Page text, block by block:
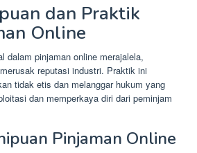
dan Praktik
Online
dalam pinjaman online merajalela,
reputasi industri. Praktik ini
tidak etis dan melanggar hukum yang
dan memperkaya diri dari peminjam
Pinjaman Online